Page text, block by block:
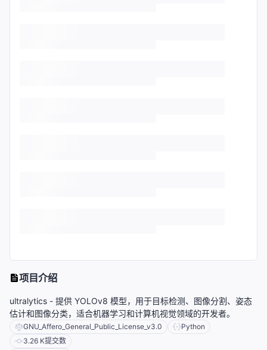
项目介绍
ultralytics - 提供 YOLOv8 模型，用于目标检测、图像分割、姿态
估计和图像分类，适合机器学习和计算机视觉领域的开发者。
GNU_Affero_General_Public_License_v3.0
Python
3.26 K提交数